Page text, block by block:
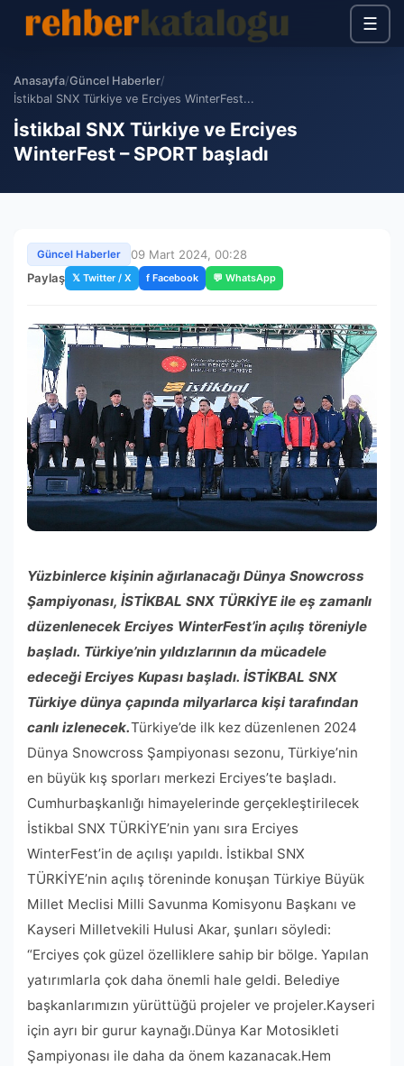
☰
Anasayfa/Güncel Haberler/
İstikbal SNX Türkiye ve Erciyes WinterFest...
İstikbal SNX Türkiye ve Erciyes
WinterFest – SPORT başladı
Güncel Haberler
09 Mart 2024, 00:28
Paylaş 𝕏 Twitter / X f Facebook 💬 WhatsApp
Yüzbinlerce kişinin ağırlanacağı Dünya Snowcross
Şampiyonası, İSTİKBAL SNX TÜRKİYE ile eş zamanlı
düzenlenecek Erciyes WinterFest’in açılış töreniyle
başladı. Türkiye’nin yıldızlarının da mücadele
edeceği Erciyes Kupası başladı. İSTİKBAL SNX
Türkiye dünya çapında milyarlarca kişi tarafından
canlı izlenecek.Türkiye’de ilk kez düzenlenen 2024
Dünya Snowcross Şampiyonası sezonu, Türkiye’nin
en büyük kış sporları merkezi Erciyes’te başladı.
Cumhurbaşkanlığı himayelerinde gerçekleştirilecek
İstikbal SNX TÜRKİYE’nin yanı sıra Erciyes
WinterFest’in de açılışı yapıldı. İstikbal SNX
TÜRKİYE’nin açılış töreninde konuşan Türkiye Büyük
Millet Meclisi Milli Savunma Komisyonu Başkanı ve
Kayseri Milletvekili Hulusi Akar, şunları söyledi:
“Erciyes çok güzel özelliklere sahip bir bölge. Yapılan
yatırımlarla çok daha önemli hale geldi. Belediye
başkanlarımızın yürüttüğü projeler ve projeler.Kayseri
için ayrı bir gurur kaynağı.Dünya Kar Motosikleti
Şampiyonası ile daha da önem kazanacak.Hem